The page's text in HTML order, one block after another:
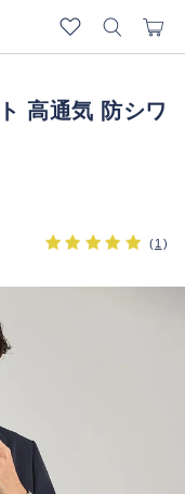
高通気 防シワ
(1 )